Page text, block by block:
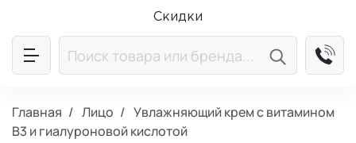
Скидки
Главная Лицо
Увлажняющий крем с витамином
В3 и гиалуроновой кислотой